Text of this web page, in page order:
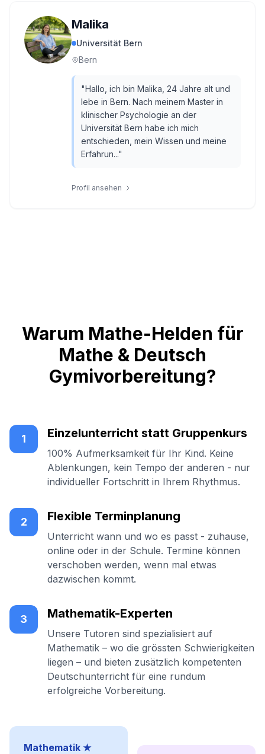
Malika
Universität Bern
Bern
"Hallo, ich bin Malika, 24 Jahre alt und
lebe in Bern. Nach meinem Master in
klinischer Psychologie an der
Universität Bern habe ich mich
entschieden, mein Wissen und meine
Erfahrun..."
Profil ansehen
Warum Mathe-Helden für
Mathe & Deutsch
Gymivorbereitung?
1 Einzelunterricht statt Gruppenkurs
100% Aufmerksamkeit für Ihr Kind. Keine
Ablenkungen, kein Tempo der anderen - nur
individueller Fortschritt in Ihrem Rhythmus.
2 Flexible Terminplanung
Unterricht wann und wo es passt - zuhause,
online oder in der Schule. Termine können
verschoben werden, wenn mal etwas
dazwischen kommt.
3 Mathematik-Experten
Unsere Tutoren sind spezialisiert auf
Mathematik – wo die grössten Schwierigkeiten
liegen – und bieten zusätzlich kompetenten
Deutschunterricht für eine rundum
erfolgreiche Vorbereitung.
Mathematik ★